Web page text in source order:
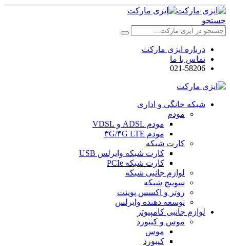
جستجو
درباره ایزی مارکت
تماس با ما
021-58206
شبکه خانگی و اداری
مودم
مودم ADSL و VDSL
مودم ۳G/۴G LTE
کارت شبکه
کارت شبکه وایرلس USB
کارت شبکه PCIe
لوازم جانبی شبکه
سوییچ شبکه
روتر و اکسس پوینت
توسعه دهنده وایرلس
لوازم جانبی کامپیوتر
موس و کیبورد
موس
کیبورد